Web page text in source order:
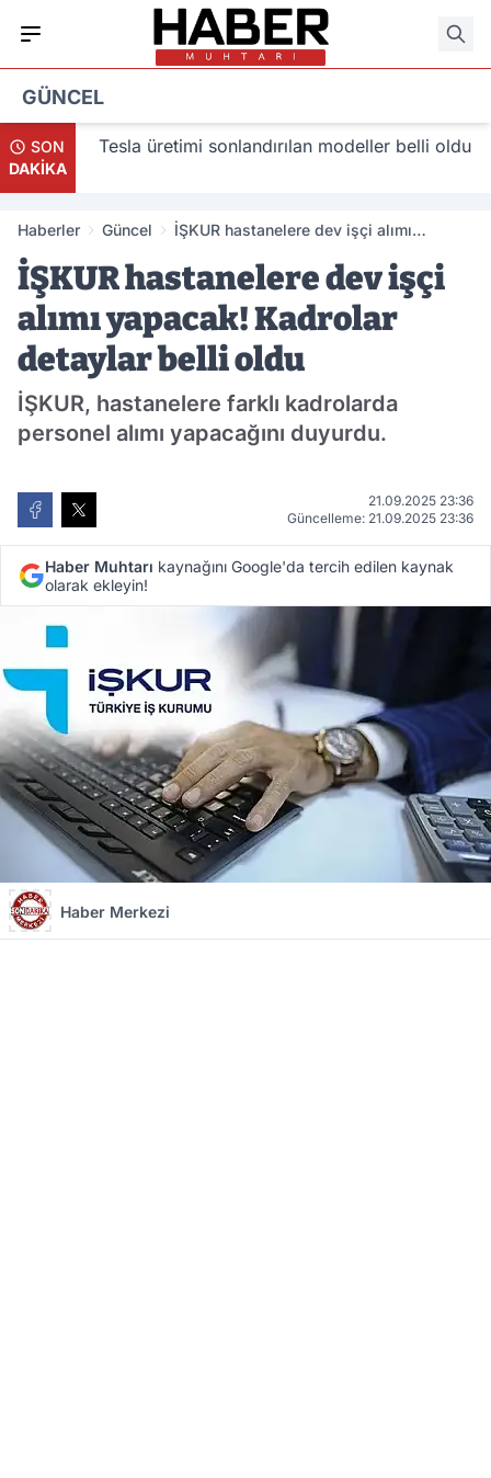
GÜNCEL
SON
DAKİKA
Tesla üretimi sonlandırılan modeller belli oldu
Haberler Güncel
İŞKUR hastanelere dev işçi alımı
İŞKUR hastanelere dev işçi
alımı yapacak! Kadrolar
detaylar belli oldu
İŞKUR, hastanelere farklı kadrolarda
personel alımı yapacağını duyurdu.
21.09.2025 23:36
Güncelleme: 21.09.2025 23:36
Haber Muhtarı kaynağını Google'da tercih edilen kaynak
olarak ekleyin!
Haber Merkezi